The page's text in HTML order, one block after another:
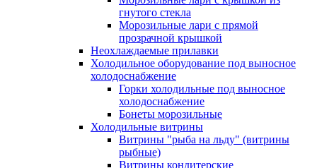
гнутого стекла
Морозильные лари с прямой
прозрачной крышкой
Неохлаждаемые прилавки
Холодильное оборудование под выносное
холодоснабжение
Горки холодильные под выносное
холодоснабжение
Бонеты морозильные
Холодильные витрины
Витрины "рыба на льду" (витрины
рыбные)
Витрины кондитерские